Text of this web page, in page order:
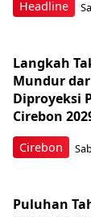
Headline
Cirebon
Langkah
Mundur
Diproyeksi
Cirebon
Puluhan